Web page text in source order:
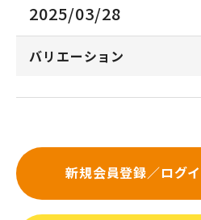
2025/03/28
バリエーション
新規会員登録／ログ